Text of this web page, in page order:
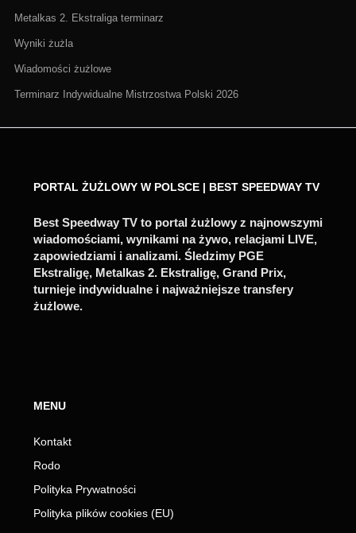
Metalkas 2. Ekstraliga terminarz
Wyniki żużla
Wiadomości żużlowe
Terminarz Indywidualne Mistrzostwa Polski 2026
PORTAL ŻUŻLOWY W POLSCE | BEST SPEEDWAY TV
Best Speedway TV to portal żużlowy z najnowszymi
wiadomościami, wynikami na żywo, relacjami LIVE,
zapowiedziami i analizami. Śledzimy PGE
Ekstraligę, Metalkas 2. Ekstraligę, Grand Prix,
turnieje indywidualne i najważniejsze transfery
żużlowe.
MENU
Kontakt
Rodo
Polityka Prywatności
Polityka plików cookies (EU)